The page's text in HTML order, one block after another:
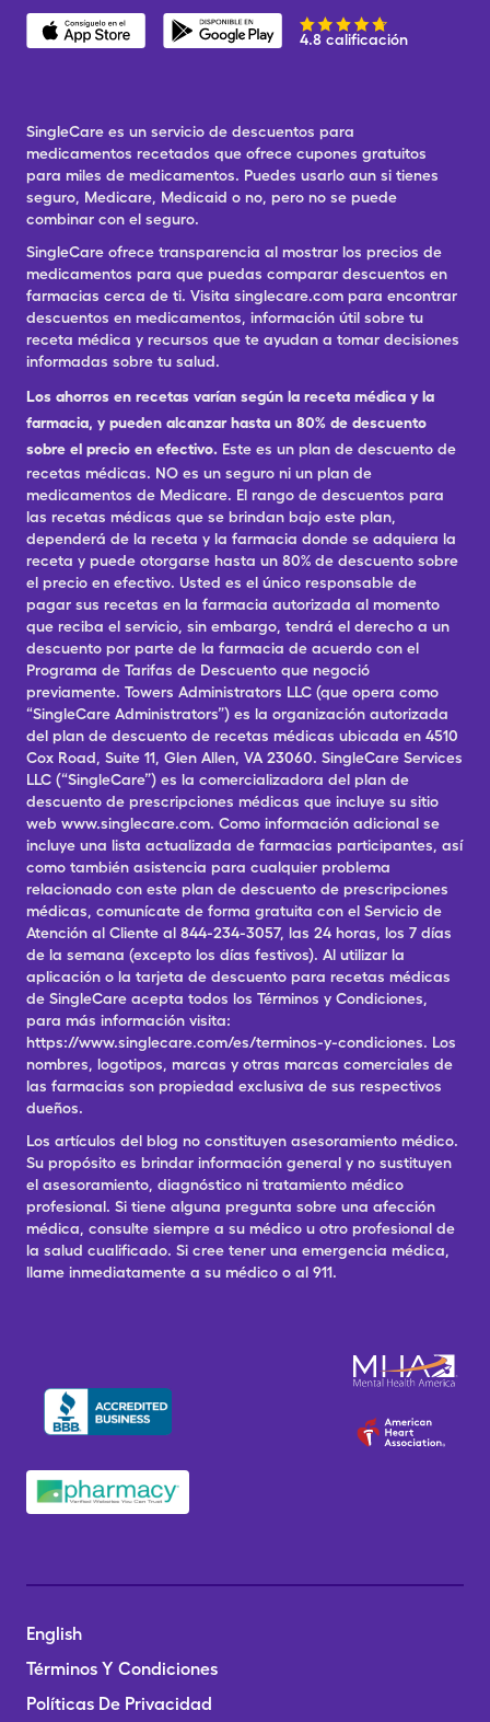
4.8 calificación
SingleCare es un servicio de descuentos para
medicamentos recetados que ofrece cupones gratuitos
para miles de medicamentos. Puedes usarlo aun si tienes
seguro, Medicare, Medicaid o no, pero no se puede
combinar con el seguro.
SingleCare ofrece transparencia al mostrar los precios de
medicamentos para que puedas comparar descuentos en
farmacias cerca de ti. Visita singlecare.com para encontrar
descuentos en medicamentos, información útil sobre tu
receta médica y recursos que te ayudan a tomar decisiones
informadas sobre tu salud.
Los ahorros en recetas varían según la receta médica y la
farmacia, y pueden alcanzar hasta un 80% de descuento
sobre el precio en efectivo. Este es un plan de descuento de
recetas médicas. NO es un seguro ni un plan de
medicamentos de Medicare. El rango de descuentos para
las recetas médicas que se brindan bajo este plan,
dependerá de la receta y la farmacia donde se adquiera la
receta y puede otorgarse hasta un 80% de descuento sobre
el precio en efectivo. Usted es el único responsable de
pagar sus recetas en la farmacia autorizada al momento
que reciba el servicio, sin embargo, tendrá el derecho a un
descuento por parte de la farmacia de acuerdo con el
Programa de Tarifas de Descuento que negoció
previamente. Towers Administrators LLC (que opera como
“SingleCare Administrators”) es la organización autorizada
del plan de descuento de recetas médicas ubicada en 4510
Cox Road, Suite 11, Glen Allen, VA 23060. SingleCare Services
LLC (“SingleCare”) es la comercializadora del plan de
descuento de prescripciones médicas que incluye su sitio
web www.singlecare.com. Como información adicional se
incluye una lista actualizada de farmacias participantes, así
como también asistencia para cualquier problema
relacionado con este plan de descuento de prescripciones
médicas, comunícate de forma gratuita con el Servicio de
Atención al Cliente al 844-234-3057, las 24 horas, los 7 días
de la semana (excepto los días festivos). Al utilizar la
aplicación o la tarjeta de descuento para recetas médicas
de SingleCare acepta todos los Términos y Condiciones,
para más información visita:
https://www.singlecare.com/es/terminos-y-condiciones. Los
nombres, logotipos, marcas y otras marcas comerciales de
las farmacias son propiedad exclusiva de sus respectivos
dueños.
Los artículos del blog no constituyen asesoramiento médico.
Su propósito es brindar información general y no sustituyen
el asesoramiento, diagnóstico ni tratamiento médico
profesional. Si tiene alguna pregunta sobre una afección
médica, consulte siempre a su médico u otro profesional de
la salud cualificado. Si cree tener una emergencia médica,
llame inmediatamente a su médico o al 911.
English
Términos Y Condiciones
Políticas De Privacidad